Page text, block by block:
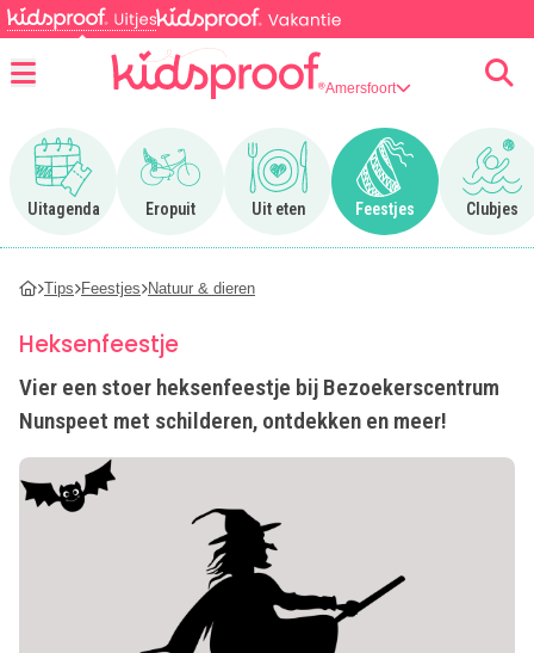
Amersfoort
Uitagenda
Ga naar Uitagenda
Eropuit
Ga naar Eropuit
Uit eten
Ga naar Uit eten
Feestjes
Ga naar Feestjes
Clubjes
Ga
Tips Feestjes Natuur & dieren
Heksenfeestje
Vier een stoer heksenfeestje bij Bezoekerscentrum
Nunspeet met schilderen, ontdekken en meer!